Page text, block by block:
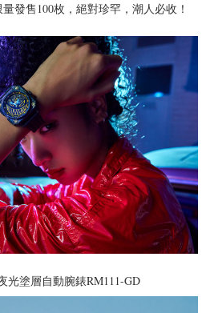
發售100枚，絕對珍罕，潮人必收！
光塗層自動腕錶RM111-GD